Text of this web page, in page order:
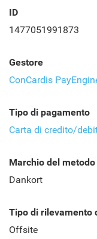
ID
1477051991873
Gestore
ConCardis
Tipo di pagamento
Carta di credito/
Marchio del
Dankort
Tipo di rilevamento
Offsite